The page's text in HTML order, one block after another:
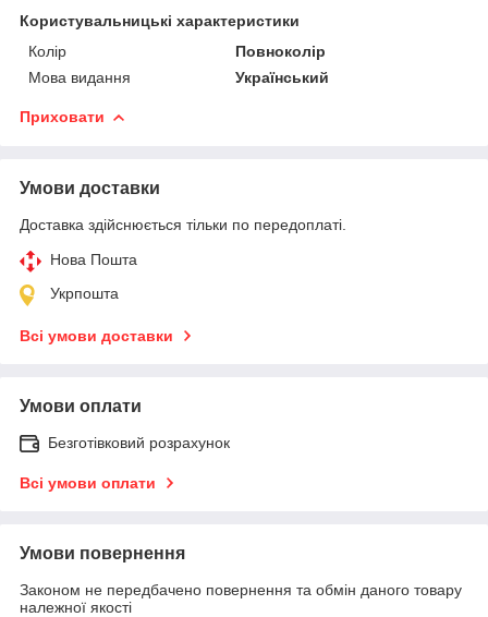
Користувальницькі характеристики
Колір
Повноколір
Мова видання
Український
Приховати
Умови доставки
Доставка здійснюється тільки по передоплаті.
Нова Пошта
Укрпошта
Всі умови доставки
Умови оплати
Безготівковий розрахунок
Всі умови оплати
Умови повернення
Законом не передбачено повернення та обмін даного товару
належної якості